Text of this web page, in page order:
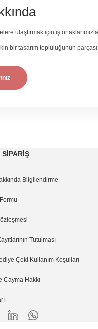
ulaştırmak için iş
bir tasarım topluluğunun
SİPARİŞ
Bilgilendirme
Tutulması
Çeki Kullanım Koşulları
Cayma Hakkı